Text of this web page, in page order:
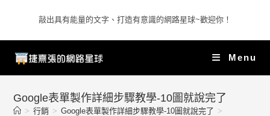
敲出具有能量的文字、打造有意識的網路星球~歡迎你！
Menu
Google表單製作詳細步驟教學-10圖就說完了
> 行銷 > Google表單製作詳細步驟教學-10圖就說完了 >